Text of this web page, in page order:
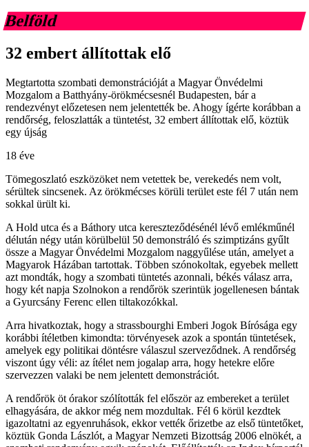
Belföld
32 embert állítottak elő
Megtartotta szombati demonstrációját a Magyar Önvédelmi
Mozgalom a Batthyány-örökmécsesnél Budapesten, bár a
rendezvényt előzetesen nem jelentették be. Ahogy ígérte korábban a
rendőrség, feloszlatták a tüntetést, 32 embert állítottak elő, köztük
egy újság
18 éve
Tömegoszlató eszközöket nem vetettek be, verekedés nem volt,
sérültek sincsenek. Az örökmécses körüli terület este fél 7 után nem
sokkal ürült ki.
A Hold utca és a Báthory utca kereszteződésénél lévő emlékműnél
délután négy után körülbelül 50 demonstráló és szimptizáns gyűlt
össze a Magyar Önvédelmi Mozgalom naggyűlése után, amelyet a
Magyarok Házában tartottak. Többen szónokoltak, egyebek mellett
azt mondták, hogy a szombati tüntetés azonnali, békés válasz arra,
hogy két napja Szolnokon a rendőrök szerintük jogellenesen bántak
a Gyurcsány Ferenc ellen tiltakozókkal.
Arra hivatkoztak, hogy a strassbourghi Emberi Jogok Bírósága egy
korábbi ítéletben kimondta: törvényesek azok a spontán tüntetések,
amelyek egy politikai döntésre válaszul szerveződnek. A rendőrség
viszont úgy véli: az ítélet nem jogalap arra, hogy hetekre előre
szervezzen valaki be nem jelentett demonstrációt.
A rendőrök öt órakor szólították fel először az embereket a terület
elhagyására, de akkor még nem mozdultak. Fél 6 körül kezdtek
igazoltatni az egyenruhások, ekkor vették őrizetbe az első tüntetőket,
köztük Gonda Lászlót, a Magyar Nemzeti Bizottság 2006 elnökét, a